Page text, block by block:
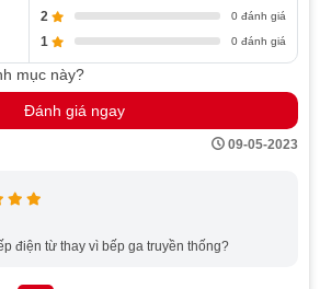
nấu theo thói quen nấu ăn thực tế
suất ổn định và khả năng tiết kiệm
hay Hafele?
bếp từ Bosch, Hafele bán chạy tại
2 0 đánh giá
1 0 đánh giá
mục này?
Đánh giá ngay
09-05-2023
điện từ thay vì bếp ga truyền thống?